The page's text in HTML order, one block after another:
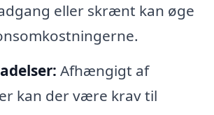
eller skrænt kan øge
Afhængigt af
kan der være krav til